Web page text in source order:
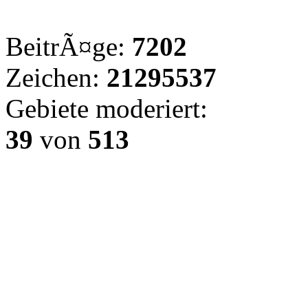
BeitrÃ¤ge: 7202
Zeichen: 21295537
Gebiete moderiert:
39 von 513